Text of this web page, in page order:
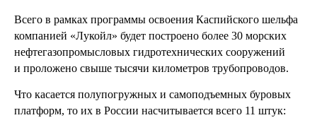
Всего в рамках программы освоения Каспийского шельфа
компанией «Лукойл» будет построено более 30 морских
нефтегазопромысловых гидротехнических сооружений
и проложено свыше тысячи километров трубопроводов.
Что касается полупогружных и самоподъемных буровых
платформ, то их в России насчитывается всего 11 штук: